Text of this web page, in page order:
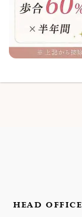
HEAD OFFICE